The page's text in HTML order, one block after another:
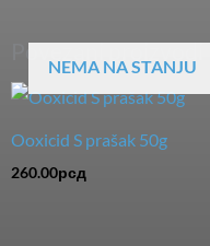
Povezani proizvodi
NEMA NA STANJU
Ooxicid S prašak 50g
260.00рсд